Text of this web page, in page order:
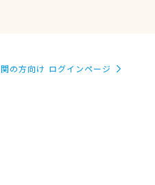
の方向け ログインページ